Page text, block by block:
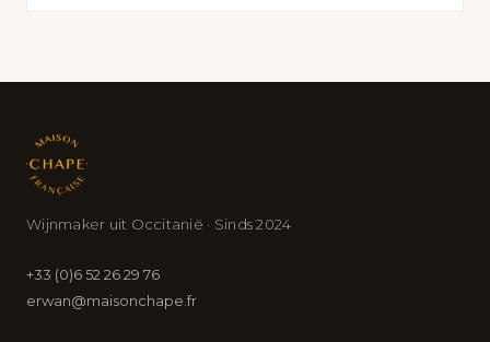
Wijnmaker uit Occitanië · Sinds 2024
+33 (0)6 52 26 29 76
erwan@maisonchape.fr